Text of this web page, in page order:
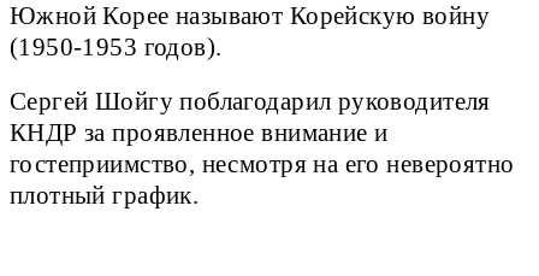
Южной Корее называют Корейскую войну
(1950-1953 годов).
Сергей Шойгу поблагодарил руководителя
КНДР за проявленное внимание и
гостеприимство, несмотря на его невероятно
плотный график.